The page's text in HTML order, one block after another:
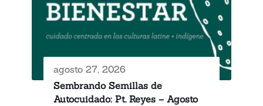
agosto 27, 2026
Sembrando Semillas de
Autocuidado: Pt. Reyes – Agosto